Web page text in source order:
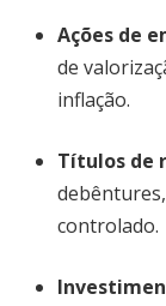
Ações de
de
inflação.
Títulos de
controlado.